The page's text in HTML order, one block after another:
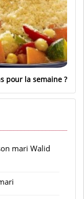
pour la semaine
mari Walid